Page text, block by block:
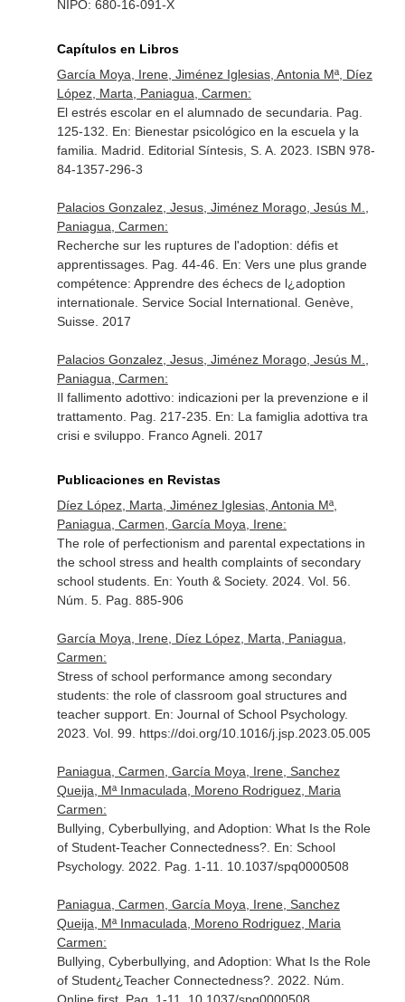
NIPO: 680-16-091-X
Capítulos en Libros
García Moya, Irene, Jiménez Iglesias, Antonia Mª, Díez
López, Marta, Paniagua, Carmen:
El estrés escolar en el alumnado de secundaria. Pag.
125-132. En: Bienestar psicológico en la escuela y la
familia . Madrid. Editorial Síntesis, S. A. 2023. ISBN 978-
84-1357-296-3
Palacios Gonzalez, Jesus, Jiménez Morago, Jesús M.,
Paniagua, Carmen:
Recherche sur les ruptures de l'adoption: défis et
apprentissages. Pag. 44-46. En: Vers une plus grande
compétence: Apprendre des échecs de l¿adoption
internationale. Service Social International. Genève,
Suisse. 2017
Palacios Gonzalez, Jesus, Jiménez Morago, Jesús M.,
Paniagua, Carmen:
Il fallimento adottivo: indicazioni per la prevenzione e il
trattamento. Pag. 217-235. En: La famiglia adottiva tra
crisi e sviluppo. Franco Agneli. 2017
Publicaciones en Revistas
Díez López, Marta, Jiménez Iglesias, Antonia Mª,
Paniagua, Carmen, García Moya, Irene:
The role of perfectionism and parental expectations in
the school stress and health complaints of secondary
school students. En: Youth & Society. 2024. Vol. 56.
Núm. 5. Pag. 885-906
García Moya, Irene, Díez López, Marta, Paniagua,
Carmen:
Stress of school performance among secondary
students: the role of classroom goal structures and
teacher support. En: Journal of School Psychology.
2023. Vol. 99. https://doi.org/10.1016/j.jsp.2023.05.005
Paniagua, Carmen, García Moya, Irene, Sanchez
Queija, Mª Inmaculada, Moreno Rodriguez, Maria
Carmen:
Bullying, Cyberbullying, and Adoption: What Is the Role
of Student-Teacher Connectedness?. En: School
Psychology. 2022. Pag. 1-11. 10.1037/spq0000508
Paniagua, Carmen, García Moya, Irene, Sanchez
Queija, Mª Inmaculada, Moreno Rodriguez, Maria
Carmen:
Bullying, Cyberbullying, and Adoption: What Is the Role
of Student¿Teacher Connectedness?. 2022. Núm.